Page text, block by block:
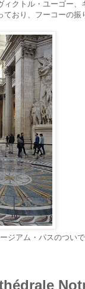
クトル・ユーゴー、
おり、フーコーの振
ジアム・パスのつい